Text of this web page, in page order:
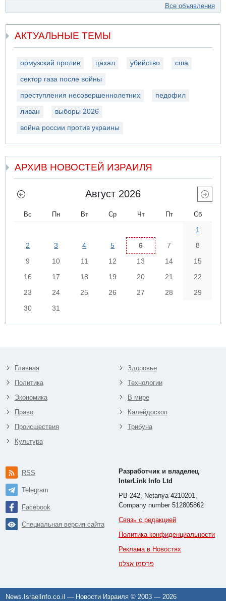
Все объявления
АКТУАЛЬНЫЕ ТЕМЫ
ормузский пролив цахал убийство сша
сектор газа после войны
преступления несовершеннолетних педофил
ливан выборы 2026
война россии против украины
АРХИВ НОВОСТЕЙ ИЗРАИЛЯ
Август 2026
Вс Пн Вт Ср Чт Пт Сб
1
2
3 4 5 6 7
8
9
10 11 12 13 14
15
16
17 18 19 20 21
22
23
24 25 26 27 28
29
30
31
Главная
Политика
Экономика
Право
Происшествия
Культура
Здоровье
Технологии
В мире
Калейдоскоп
Трибуна
RSS
Telegram
Facebook
Специальная версия сайта
Разработчик и владелец
InterLink Info Ltd
PB 242, Netanya 4210201,
Company number 512805862
Связь с редакцией
Политика конфиденциальности
Реклама в Новостях
פרסמו אצלנו
News.IsraelInfo.co.il — Новости Израиля © 2003 — 2026